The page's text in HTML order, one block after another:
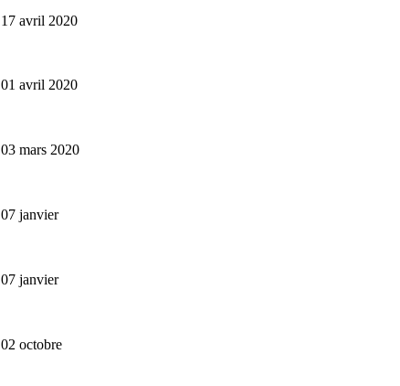
17 avril 2020
01 avril 2020
03 mars 2020
07 janvier
07 janvier
02 octobre